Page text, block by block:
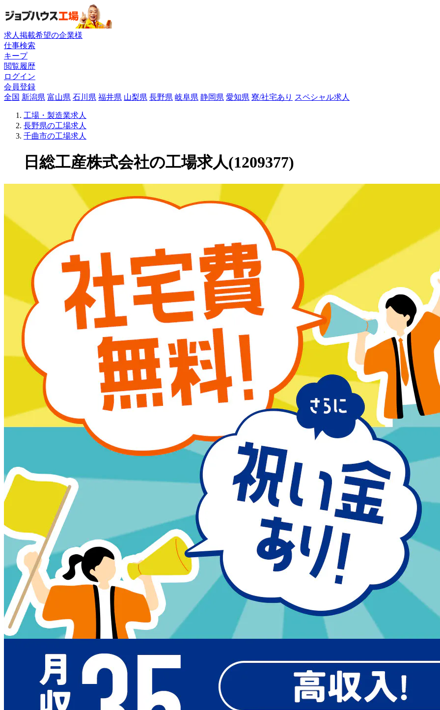
求人掲載希望の企業様
仕事検索
キープ
閲覧履歴
ログイン
会員登録
全国 新潟県 富山県 石川県 福井県 山梨県 長野県 岐阜県 静岡県 愛知県 寮/社宅あり スペシャル求人
工場・製造業求人
長野県の工場求人
千曲市の工場求人
日総工産株式会社の工場求人(1209377)